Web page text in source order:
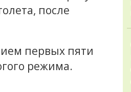
после
первых пяти
режима.